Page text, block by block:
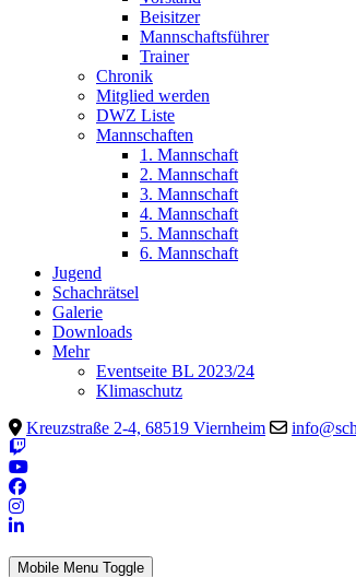
Beisitzer
Mannschaftsführer
Trainer
Chronik
Mitglied werden
DWZ Liste
Mannschaften
1. Mannschaft
2. Mannschaft
3. Mannschaft
4. Mannschaft
5. Mannschaft
6. Mannschaft
Jugend
Schachrätsel
Galerie
Downloads
Mehr
Eventseite BL 2023/24
Klimaschutz
Kreuzstraße 2-4, 68519 Viernheim
Mobile Menu Toggle